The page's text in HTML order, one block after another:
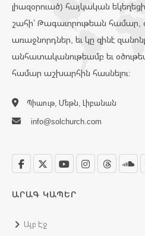
լիազօրուած) հայկական
շահի՝ Թագաւորութեան համար,
առաջնորդներ, եւ կը զինէ
անհատականութեամբ եւ
համար աշխարհին հասնելու:
Պիաութ, Մեթն, Լիբանան
info@solchurch.com
ԱՐԱԳ ԿԱՊԵՐ
Այբ Էջ